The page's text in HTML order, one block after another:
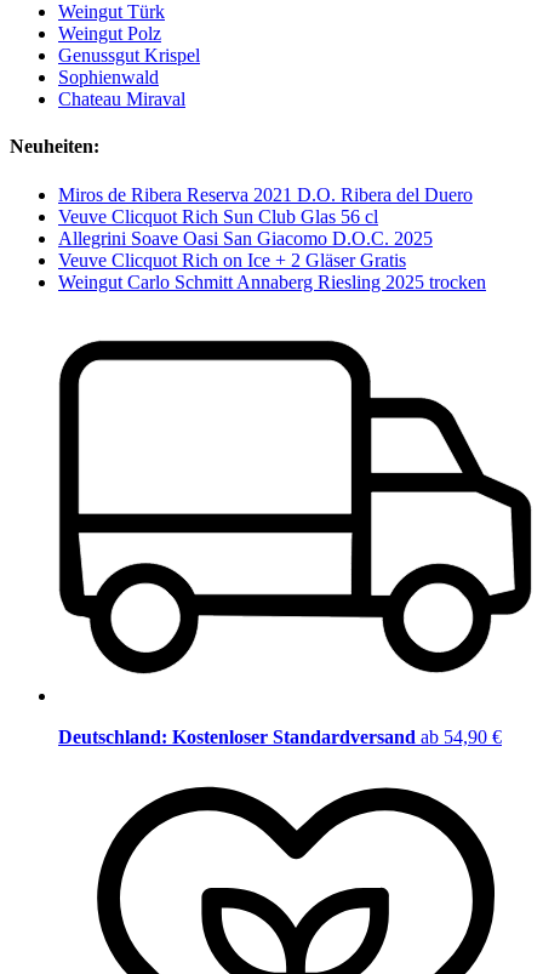
Weingut Türk
Weingut Polz
Genussgut Krispel
Sophienwald
Chateau Miraval
Neuheiten:
Miros de Ribera Reserva 2021 D.O. Ribera del Duero
Veuve Clicquot Rich Sun Club Glas 56 cl
Allegrini Soave Oasi San Giacomo D.O.C. 2025
Veuve Clicquot Rich on Ice + 2 Gläser Gratis
Weingut Carlo Schmitt Annaberg Riesling 2025 trocken
Deutschland: Kostenloser Standardversand ab 54,90 €